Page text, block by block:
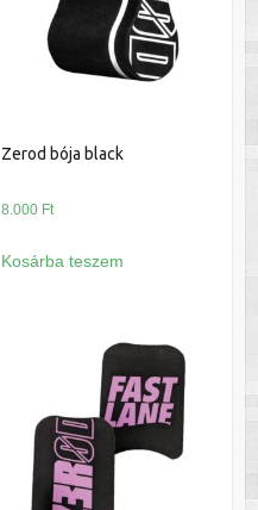
Zerod bója black
8.000 Ft
Kosárba teszem